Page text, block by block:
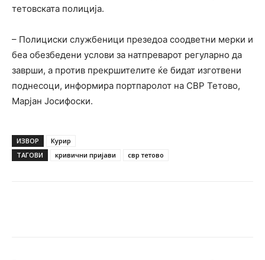
тетовската полиција.
– Полициски службеници презедоа соодветни мерки и
беа обезбедени услови за натпреварот регуларно да
заврши, а против прекршителите ќе бидат изготвени
поднесоци, информира портпаролот на СВР Тетово,
Марјан Јосифоски.
ИЗВОР
Курир
ТАГОВИ
кривични пријави свр тетово